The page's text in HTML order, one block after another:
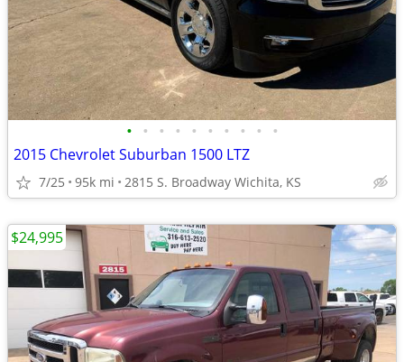
• • • • • • • • • •
2015 Chevrolet Suburban 1500 LTZ
7/25 95k mi 2815 S. Broadway Wichita, KS
$24,995